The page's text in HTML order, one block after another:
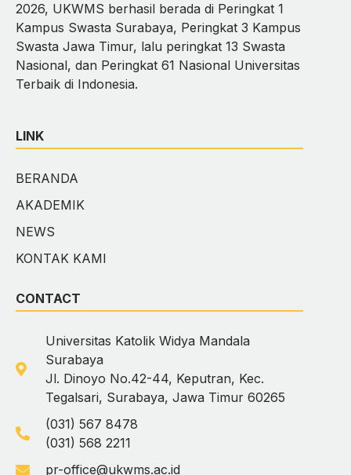
2026, UKWMS berhasil berada di Peringkat 1
Kampus Swasta Surabaya, Peringkat 3 Kampus
Swasta Jawa Timur, lalu peringkat 13 Swasta
Nasional, dan Peringkat 61 Nasional Universitas
Terbaik di Indonesia.
LINK
BERANDA
AKADEMIK
NEWS
KONTAK KAMI
CONTACT
Universitas Katolik Widya Mandala
Surabaya
Jl. Dinoyo No.42-44, Keputran, Kec.
Tegalsari, Surabaya, Jawa Timur 60265
(031) 567 8478
(031) 568 2211
pr-office@ukwms.ac.id